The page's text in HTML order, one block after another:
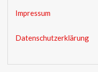
Impressum
Datenschutzerklärung